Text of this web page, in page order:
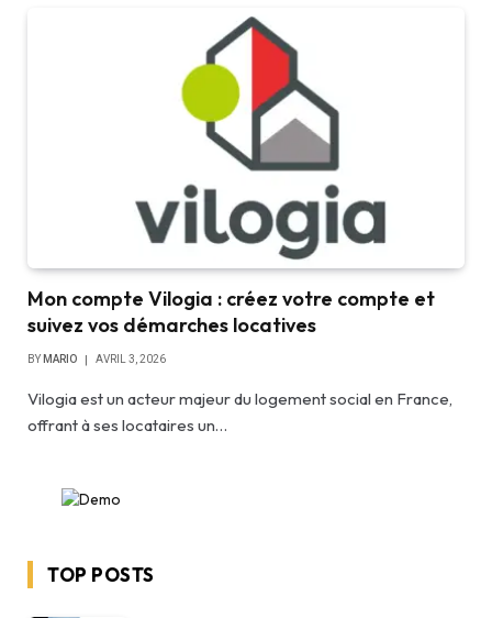
Mon compte Vilogia : créez votre compte et
suivez vos démarches locatives
BY MARIO AVRIL 3, 2026
Vilogia est un acteur majeur du logement social en France,
offrant à ses locataires un…
TOP POSTS